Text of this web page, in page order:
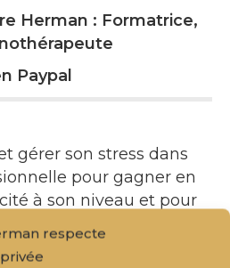
respecte
Herman : Formatrice,
Paypal
gérer son stress dans
pour gagner en
à son niveau et pour
gestion du stress